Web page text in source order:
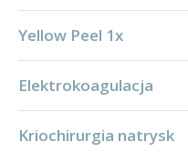
Yellow Peel 1x
Elektrokoagulacja
Kriochirurgia natrysk